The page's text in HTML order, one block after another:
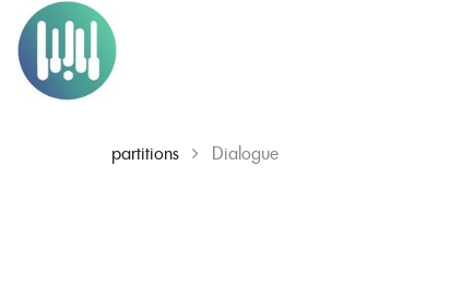
partitions Dialogue